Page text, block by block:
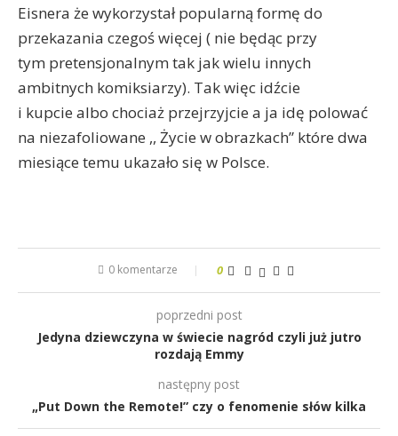
Eisnera że wykorzystał popularną formę do
przekazania czegoś więcej ( nie będąc przy
tym pretensjonalnym tak jak wielu innych
ambitnych komiksiarzy). Tak więc idźcie
i kupcie albo chociaż przejrzyjcie a ja idę polować
na niezafoliowane ,, Życie w obrazkach” które dwa
miesiące temu ukazało się w Polsce.
0 komentarze 0
poprzedni post
Jedyna dziewczyna w świecie nagród czyli już jutro
rozdają Emmy
następny post
„Put Down the Remote!” czy o fenomenie słów kilka